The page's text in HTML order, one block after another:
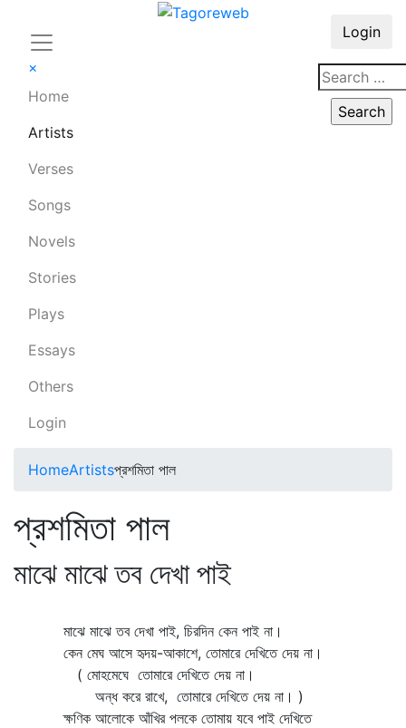
×
Home
Artists
Verses
Songs
Novels
Stories
Plays
Essays
Others
Login
Login
HomeArtistsপ্রশমিতা পাল
প্রশমিতা পাল
মাঝে মাঝে তব দেখা পাই
মাঝে মাঝে তব দেখা পাই, চিরদিন কেন পাই না।
কেন মেঘ আসে হৃদয়-আকাশে, তোমারে দেখিতে দেয় না।
( মোহমেঘে তোমারে দেখিতে দেয় না।
অন্ধ করে রাখে, তোমারে দেখিতে দেয় না। )
ক্ষণিক আলোকে আঁখির পলকে তোমায় যবে পাই দেখিতে